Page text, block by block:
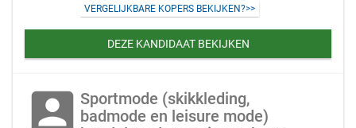
VERGELIJKBARE KOPERS BEKIJKEN?>>
DEZE KANDIDAAT BEKIJKEN
account_box Sportmode (skikkleding,
badmode en leisure mode)